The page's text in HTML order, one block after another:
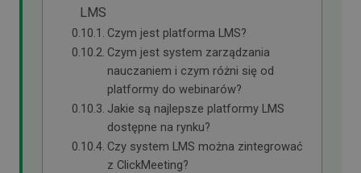
LMS
Czym jest platforma LMS?
Czym jest system zarządzania
nauczaniem i czym różni się od
platformy do webinarów?
Jakie są najlepsze platformy LMS
dostępne na rynku?
Czy system LMS można zintegrować
z ClickMeeting?